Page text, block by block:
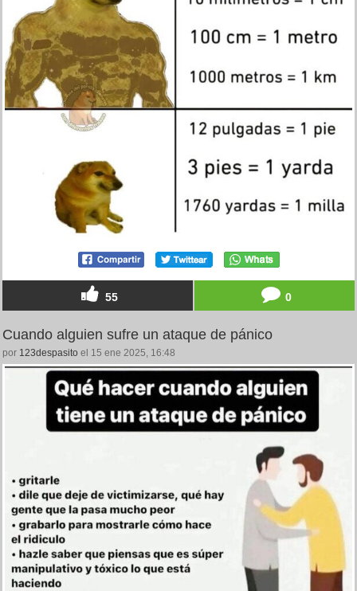
55 0
Cuando alguien sufre un ataque de pánico
por 123despasito el 15 ene 2025, 16:48